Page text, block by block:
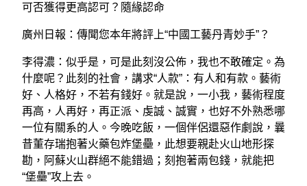
可否獲得更高認可？隨緣認命
廣州日報：傳聞您本年將評上“中國工藝丹青妙手”？
李得濃：似乎是，可是此刻沒公佈，我也不敢確定。為
什麼呢？此刻的社會，講求“人款”：有人和有款。藝術
好、人格好，不若有錢好。就是說，一小我，藝術程度
再高，人再好，再正派、虔誠、誠實，也好不外熟悉哪
一位有關系的人。今晚吃飯，一個伴侶還惡作劇說，曩
昔董存瑞抱著火藥包炸堡壘，此想要親赴火山地形探
勘，阿蘇火山群絕不能錯過；刻抱著兩包錢，就能把
“堡壘”攻上去。